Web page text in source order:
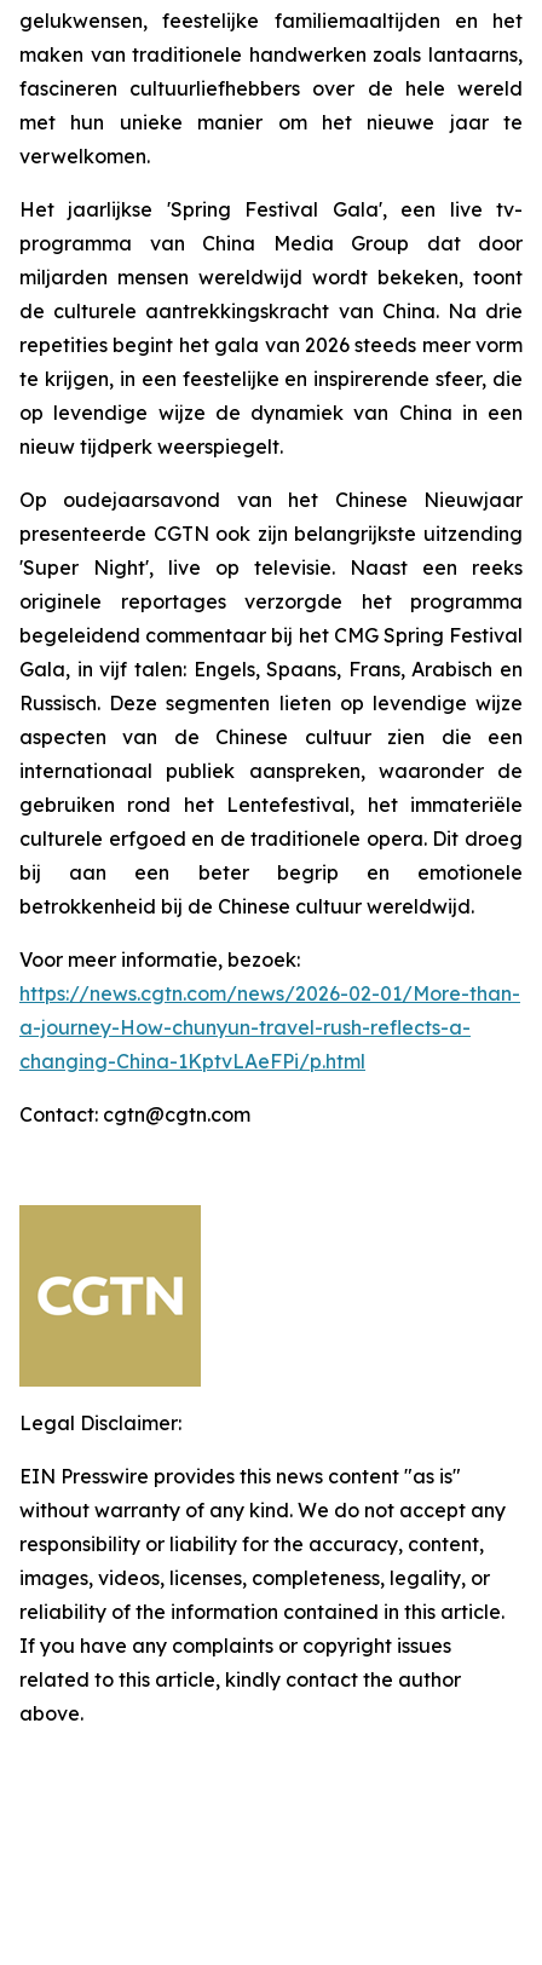
gelukwensen, feestelijke familiemaaltijden en het
maken van traditionele handwerken zoals lantaarns,
fascineren cultuurliefhebbers over de hele wereld
met hun unieke manier om het nieuwe jaar te
verwelkomen.
Het jaarlijkse 'Spring Festival Gala', een live tv-
programma van China Media Group dat door
miljarden mensen wereldwijd wordt bekeken, toont
de culturele aantrekkingskracht van China. Na drie
repetities begint het gala van 2026 steeds meer vorm
te krijgen, in een feestelijke en inspirerende sfeer, die
op levendige wijze de dynamiek van China in een
nieuw tijdperk weerspiegelt.
Op oudejaarsavond van het Chinese Nieuwjaar
presenteerde CGTN ook zijn belangrijkste uitzending
'Super Night', live op televisie. Naast een reeks
originele reportages verzorgde het programma
begeleidend commentaar bij het CMG Spring Festival
Gala, in vijf talen: Engels, Spaans, Frans, Arabisch en
Russisch. Deze segmenten lieten op levendige wijze
aspecten van de Chinese cultuur zien die een
internationaal publiek aanspreken, waaronder de
gebruiken rond het Lentefestival, het immateriële
culturele erfgoed en de traditionele opera. Dit droeg
bij aan een beter begrip en emotionele
betrokkenheid bij de Chinese cultuur wereldwijd.
Voor meer informatie, bezoek:
https://news.cgtn.com/news/2026-02-01/More-than-
a-journey-How-chunyun-travel-rush-reflects-a-
changing-China-1KptvLAeFPi/p.html
Contact: cgtn@cgtn.com
Legal Disclaimer:
EIN Presswire provides this news content "as is"
without warranty of any kind. We do not accept any
responsibility or liability for the accuracy, content,
images, videos, licenses, completeness, legality, or
reliability of the information contained in this article.
If you have any complaints or copyright issues
related to this article, kindly contact the author
above.